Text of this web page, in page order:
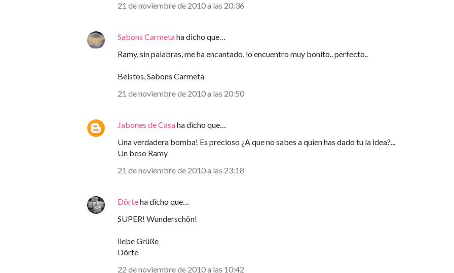
21 de noviembre de 2010 a las 20:36
Sabons Carmetaha dicho que…
Ramy, sin palabras, me ha encantado, lo encuentro muy bonito.. perfecto..
Beistos, Sabons Carmeta
21 de noviembre de 2010 a las 20:50
Jabones de Casaha dicho que…
Una verdadera bomba! Es precioso ¿A que no sabes a quien has dado tu la idea?...
Un beso Ramy
21 de noviembre de 2010 a las 23:18
Dörteha dicho que…
SUPER! Wunderschön!
liebe Grüße
Dörte
22 de noviembre de 2010 a las 10:42